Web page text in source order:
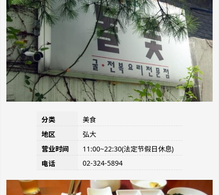
分类
美食
地区
弘大
营业时间
11:00~22:30(法定节假日休息)
电话
02-324-5894